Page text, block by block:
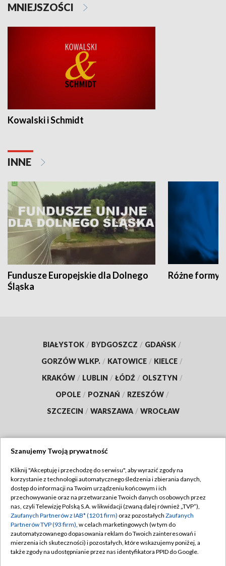
MNIEJSZOŚCI
Kowalski i Schmidt
INNE
Fundusze Europejskie dla Dolnego
Śląska
Różne formy
BIAŁYSTOK / BYDGOSZCZ / GDAŃSK /
GORZÓW WLKP. / KATOWICE / KIELCE /
KRAKÓW / LUBLIN / ŁÓDŹ / OLSZTYN /
OPOLE / POZNAŃ / RZESZÓW /
SZCZECIN / WARSZAWA / WROCŁAW
TVP
Abonament TVP
Emisja w TVP
Centrum informacji TVP
Naziemna Telewizja Cyfrowa
Regulamin TVP
Polityka prywatności
Moje zgody
Pomoc
Szanujemy Twoją prywatność
Kliknij "Akceptuję i przechodzę do serwisu", aby wyrazić zgody na
korzystanie z technologii automatycznego śledzenia i zbierania danych,
dostęp do informacji na Twoim urządzeniu końcowym i ich
przechowywanie oraz na przetwarzanie Twoich danych osobowych przez
nas, czyli Telewizję Polską S.A. w likwidacji (zwaną dalej również „TVP”),
Zaufanych Partnerów z IAB* (1201 firm) oraz pozostałych Zaufanych
Partnerów TVP (93 firm), w celach marketingowych (w tym do
zautomatyzowanego dopasowania reklam do Twoich zainteresowań i
mierzenia ich skuteczności) i pozostałych, które wskazujemy poniżej, a
także zgody na udostępnianie przez nas identyfikatora PPID do Google.